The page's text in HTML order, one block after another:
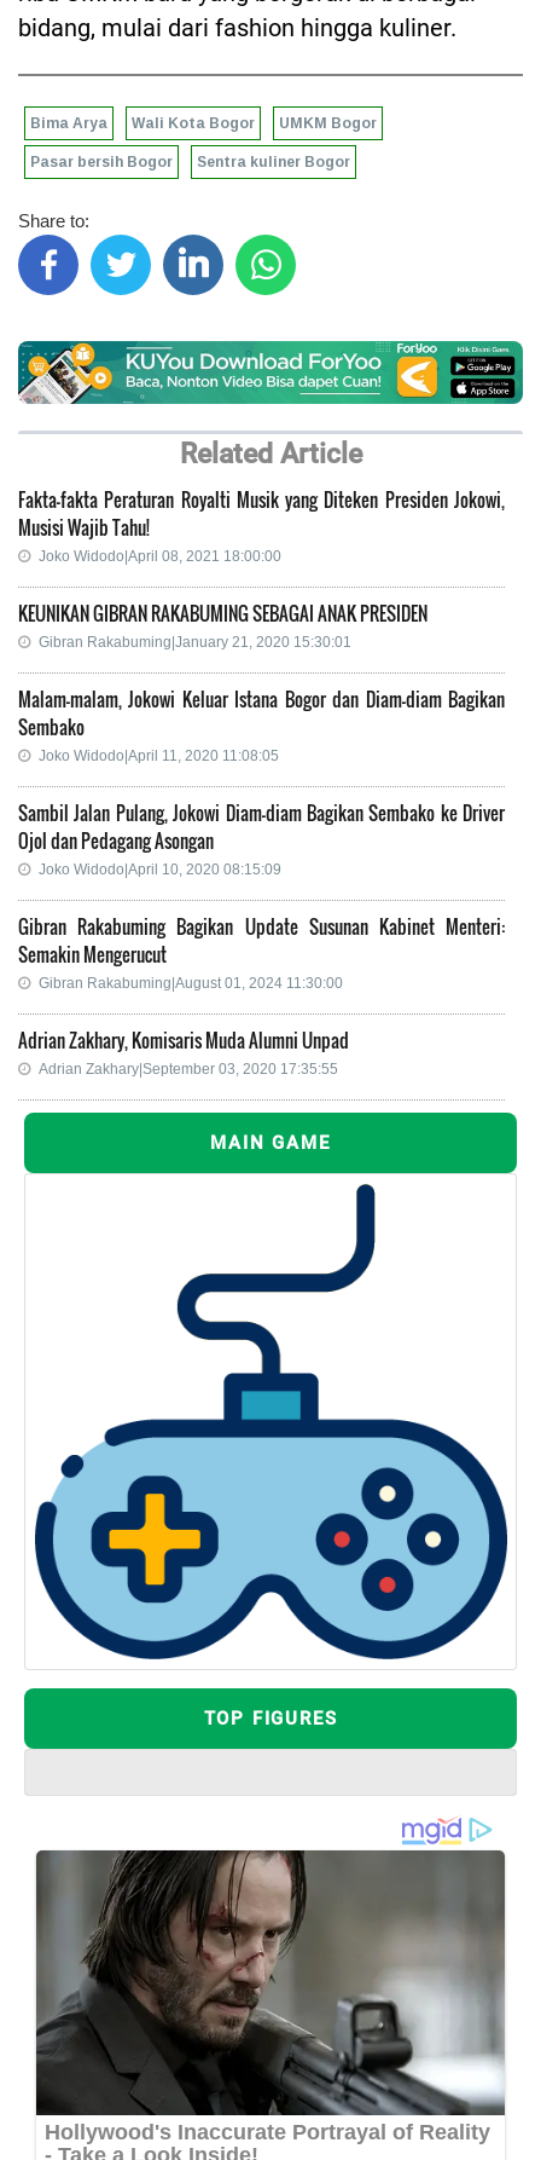
bidang, mulai dari fashion hingga kuliner.
Bima Arya Wali Kota Bogor UMKM Bogor
Pasar bersih Bogor Sentra kuliner Bogor
Share to:
Related Article
Fakta-fakta Peraturan Royalti Musik yang Diteken Presiden Jokowi,
Musisi Wajib Tahu!
Joko Widodo|April 08, 2021 18:00:00
KEUNIKAN GIBRAN RAKABUMING SEBAGAI ANAK PRESIDEN
Gibran Rakabuming|January 21, 2020 15:30:01
Malam-malam, Jokowi Keluar Istana Bogor dan Diam-diam Bagikan
Sembako
Joko Widodo|April 11, 2020 11:08:05
Sambil Jalan Pulang, Jokowi Diam-diam Bagikan Sembako ke Driver
Ojol dan Pedagang Asongan
Joko Widodo|April 10, 2020 08:15:09
Gibran Rakabuming Bagikan Update Susunan Kabinet Menteri:
Semakin Mengerucut
Gibran Rakabuming|August 01, 2024 11:30:00
Adrian Zakhary, Komisaris Muda Alumni Unpad
Adrian Zakhary|September 03, 2020 17:35:55
MAIN GAME
TOP FIGURES